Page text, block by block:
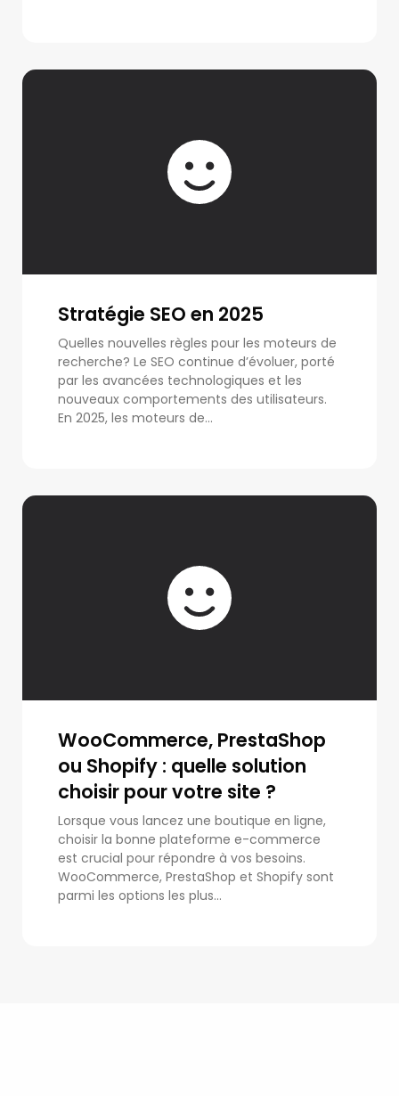
Stratégie SEO en 2025
Quelles nouvelles règles pour les moteurs de
recherche? Le SEO continue d’évoluer, porté
par les avancées technologiques et les
nouveaux comportements des utilisateurs.
En 2025, les moteurs de...
WooCommerce, PrestaShop
ou Shopify : quelle solution
choisir pour votre site ?
Lorsque vous lancez une boutique en ligne,
choisir la bonne plateforme e-commerce
est crucial pour répondre à vos besoins.
WooCommerce, PrestaShop et Shopify sont
parmi les options les plus...